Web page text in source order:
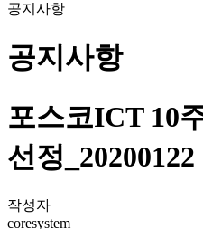
공지사항
공지사항
포스코ICT 10
선정_20200122
작성자
coresystem